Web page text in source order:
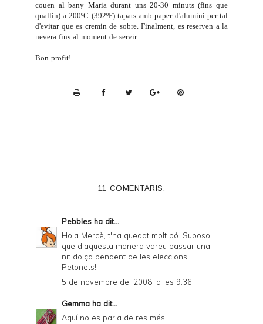
couen al bany Maria durant uns 20-30 minuts (fins que
quallin) a 200ºC (392ºF) tapats amb paper d'alumini per tal
d'evitar que es cremin de sobre. Finalment, es reserven a la
nevera fins al moment de servir.
Bon profit!
i
e
n
d
l
11 COMENTARIS:
Pebbles ha dit...
Hola Mercè, t'ha quedat molt bó. Suposo
que d'aquesta manera vareu passar una
nit dolça pendent de les eleccions.
Petonets!!
5 de novembre del 2008, a les 9:36
Gemma ha dit...
Aquí no es parla de res més!